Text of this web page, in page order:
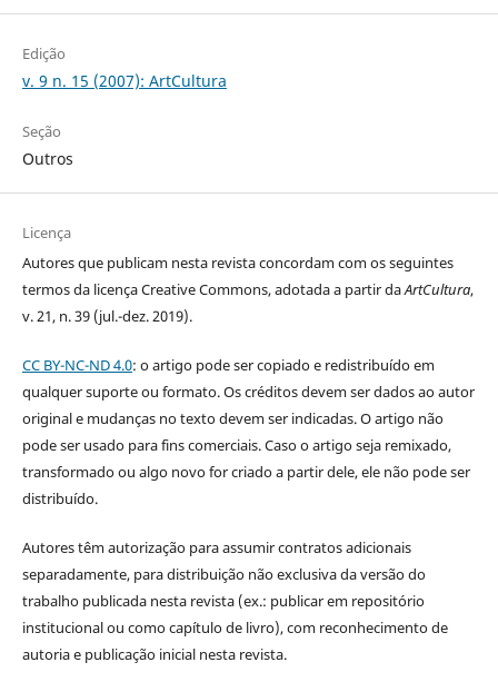
Edição
v. 9 n. 15 (2007): ArtCultura
Seção
Outros
Licença
Autores que publicam nesta revista concordam com os seguintes
termos da licença Creative Commons, adotada a partir daArtCultura,
v. 21, n. 39 (jul.-dez. 2019).
CC BY-NC-ND 4.0: o artigo pode ser copiado e redistribuído em
qualquer suporte ou formato. Os créditos devem ser dados ao autor
original e mudanças no texto devem ser indicadas. O artigo não
pode ser usado para fins comerciais. Caso o artigo seja remixado,
transformado ou algo novo for criado a partir dele, ele não pode ser
distribuído.
Autores têm autorização para assumir contratos adicionais
separadamente, para distribuição não exclusiva da versão do
trabalho publicada nesta revista (ex.: publicar em repositório
institucional ou como capítulo de livro), com reconhecimento de
autoria e publicação inicial nesta revista.